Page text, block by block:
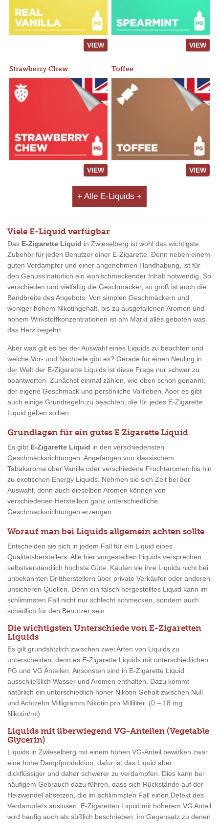
VIEW VIEW
Strawberry Chew
VIEW
Toffee
VIEW
+ Alle E-Liquids +
Viele E-Liquid verfügbar
Das E-Zigarette Liquid in Zwieselberg ist wohl das wichtigste
Zubehör für jeden Benutzer einer E-Zigarette. Denn neben einem
guten Verdampfer und einer angenehmen Handhabung, ist für
den Genuss natürlich ein wohlschmeckender Inhalt notwendig. So
verschieden und vielfältig die Geschmäcker, so groß ist auch die
Bandbreite des Angebots. Von simplen Geschmäckern und
weniger hohem Nikotingehalt, bis zu ausgefallenen Aromen und
hohem Wirkstoffkonzentrationen ist am Markt alles geboten was
das Herz begehrt.
Aber was gilt es bei der Auswahl eines Liquids zu beachten und
welche Vor- und Nachteile gibt es? Gerade für einen Neuling in
der Welt der E-Zigarette Liquids ist diese Frage nur schwer zu
beantworten. Zunächst einmal zählen, wie oben schon genannt,
der eigene Geschmack und persönliche Vorlieben. Aber es gibt
auch einige Grundregeln zu beachten, die für jedes E-Zigarette
Liquid gelten sollten.
Grundlagen für ein gutes E Zigarette Liquid
Es gibt E-Zigarette Liquid in den verschiedensten
Geschmacksrichtungen. Angefangen von klassischem
Tabakaroma über Vanille oder verschiedene Fruchtaromen bis hin
zu exotischen Energy Liquids. Nehmen sie sich Zeit bei der
Auswahl, denn auch dieselben Aromen können von
verschiedenen Herstellern ganz unterschiedliche
Geschmacksrichtungen erzeugen.
Worauf man bei Liquids allgemein achten sollte
Entscheiden sie sich in jedem Fall für ein Liquid eines
Qualitätsherstellers. Alle hier vorgestellten Liquids versprechen
selbstverständlich höchste Güte. Kaufen sie ihre Liquids nicht bei
unbekannten Drittherstellern über private Verkäufer oder anderen
unsicheren Quellen. Denn ein falsch hergestelltes Liquid kann im
schlimmsten Fall nicht nur schlecht schmecken, sondern auch
schädlich für den Benutzer sein.
Die wichtigsten Unterschiede von E-Zigaretten
Liquids
Es gilt grundsätzlich zwischen zwei Arten von Liquids zu
unterscheiden, denn es E-Zigarette Liquids mit unterschiedlichen
PG und VG Anteilen. Ansonsten sind in E-Zigarette Liquid
ausschließlich Wasser und Aromen enthalten. Dazu kommt
natürlich ein unterschiedlich hoher Nikotin Gehalt zwischen Null
und Achtzehn Milligramm Nikotin pro Milliliter. (0 – 18 mg
Nikotin/ml)
Liquids mit überwiegend VG-Anteilen (Vegetable
Glycerin)
Liquids in Zwieselberg mit einem hohen VG-Anteil bewirken zwar
eine hohe Dampfproduktion, dafür ist das Liquid aber
dickflüssiger und daher schwerer zu verdampfen. Dies kann bei
häufigem Gebrauch dazu führen, dass sich Rückstände auf der
Heizwendel absetzen, die im schlimmsten Fall einen Defekt des
Verdampfers auslösen. E-Zigaretten Liquid mit höherem VG Anteil
wird häufig auch als süßlich beschrieben, im Gegensatz zu denen